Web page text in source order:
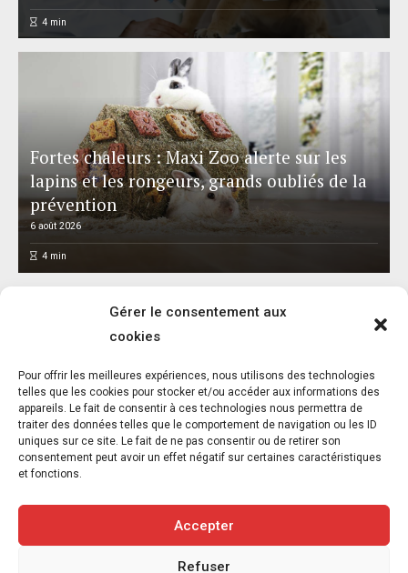
Gérer le consentement aux
cookies
Pour offrir les meilleures expériences, nous utilisons des technologies
telles que les cookies pour stocker et/ou accéder aux informations des
appareils. Le fait de consentir à ces technologies nous permettra de
traiter des données telles que le comportement de navigation ou les ID
uniques sur ce site. Le fait de ne pas consentir ou de retirer son
consentement peut avoir un effet négatif sur certaines caractéristiques
et fonctions.
Accepter
Refuser
4min
Fortes chaleurs : Maxi Zoo alerte sur les
lapins et les rongeurs, grands oubliés de la
prévention
6 août 2026
4min
Canicules à répétition, incendies,
sécheresse : la chasse doit être suspendue
5 août 2026 1